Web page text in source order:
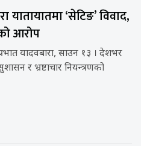
यातायातमा ‘सेटिङ’ विवाद,
आरोप
यादवबारा, साउन १३ । देशभर
र भ्रष्टाचार नियन्त्रणको